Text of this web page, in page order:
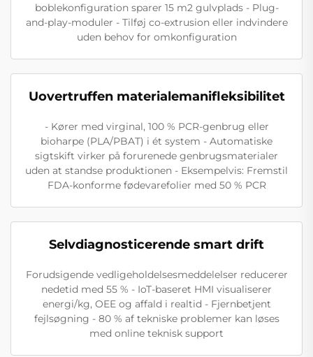
boblekonfiguration sparer 15 m2 gulvplads - Plug-
and-play-moduler - Tilføj co-extrusion eller indvindere
uden behov for omkonfiguration
Uovertruffen materialemanifleksibilitet
- Kører med virginal, 100 % PCR-genbrug eller
bioharpe (PLA/PBAT) i ét system - Automatiske
sigtskift virker på forurenede genbrugsmaterialer
uden at standse produktionen - Eksempelvis: Fremstil
FDA-konforme fødevarefolier med 50 % PCR
Selvdiagnosticerende smart drift
Forudsigende vedligeholdelsesmeddelelser reducerer
nedetid med 55 % - IoT-baseret HMI visualiserer
energi/kg, OEE og affald i realtid - Fjernbetjent
fejlsøgning - 80 % af tekniske problemer kan løses
med online teknisk support